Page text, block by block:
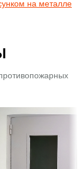
на металле